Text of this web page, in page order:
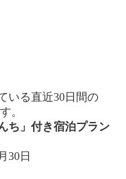
いる直近30日間の
。
ち」付き宿泊プラン
30日